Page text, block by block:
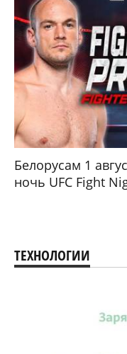
Белорусам 1
ночь UFC Fight
ТЕХНОЛОГИИ